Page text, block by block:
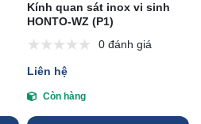
Kính quan sát inox vi sinh
HONTO-WZ (P1)
0 đánh giá
Liên hệ
Còn hàng